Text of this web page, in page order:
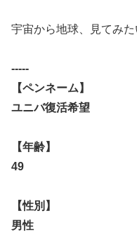
宇宙から地球、見てみた
-----
【ペンネーム】
ユニバ復活希望
【年齢】
49
【性別】
男性